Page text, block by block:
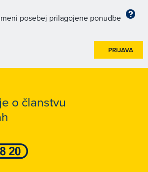
posebej prilagojene ponudbe
PRIJAVA
o članstvu